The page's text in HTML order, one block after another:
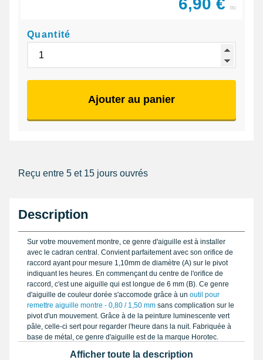
6,90 € ttc
Quantité
Ajouter au panier
Reçu entre 5 et 15 jours ouvrés
Description
Sur votre mouvement montre, ce genre d'aiguille est à installer
avec le cadran central. Convient parfaitement avec son orifice de
raccord ayant pour mesure 1,10mm de diamètre (A) sur le pivot
indiquant les heures. En commençant du centre de l'orifice de
raccord, c'est une aiguille qui est longue de 6 mm (B). Ce genre
d'aiguille de couleur dorée s'accomode grâce à un outil pour
remettre aiguille montre - 0,80 / 1,50 mm sans complication sur le
pivot d'un mouvement. Grâce à de la peinture luminescente vert
pâle, celle-ci sert pour regarder l'heure dans la nuit. Fabriquée à
base de métal, ce genre d'aiguille est de la marque Horotec.
Afficher toute la description